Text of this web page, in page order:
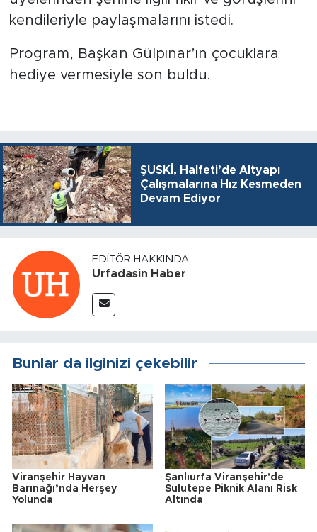
kendileriyle paylaşmalarını istedi.
Program, Başkan Gülpınar’ın çocuklara
hediye vermesiyle son buldu.
ŞUSKİ, Halfeti’de Altyapı
Çalışmalarına Hız Kesmeden
Devam Ediyor
EDITÖR HAKKINDA
Urfadasin Haber
Bunlar da ilginizi çekebilir
Viranşehir Hayvan
Barınağı’nda Herşey
Yolunda
Şanlıurfa Viranşehir'de
Sulutepe Piknik Alanı Risk
Altında